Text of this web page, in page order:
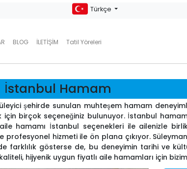
BLOG İLETIŞIM Tatil Yöreleri
Türkçe
İstanbul Hamam
şehirde sunulan muhteşem hamam
birçok seçeneğiniz bulunuyor. İstanbul
hamamı İstanbul seçenekleri ile ailenizle
profesyonel hizmeti ile ön plana çıkıyor.
gösterse de, bu deneyimin tarihi ve
hijyenik uygun fiyatlı aile hamamları için